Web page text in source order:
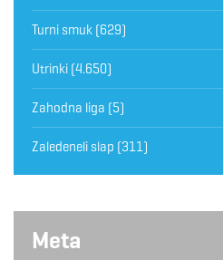
Turni smuk (629)
Utrinki (4.650)
Zahodna liga (5)
Zaledeneli slap (311)
Meta